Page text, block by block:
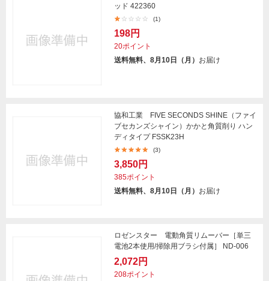
ッド 422360
(1)
198円
20ポイント
送料無料、8月10日（月） お届け
協和工業 FIVE SECONDS SHINE（ファイ
ブセカンズシャイン）かかと角質削り ハン
ディタイプ FSSK23H
(3)
3,850円
385ポイント
送料無料、8月10日（月） お届け
ロゼンスター 電動角質リムーバー［単三
電池2本使用/掃除用ブラシ付属］ ND-006
2,072円
208ポイント